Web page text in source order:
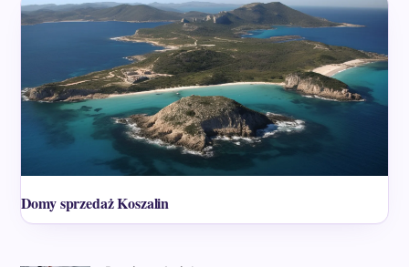
Domy sprzedaż Koszalin